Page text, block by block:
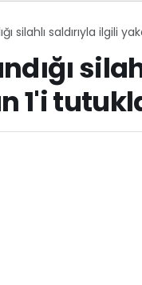
silahlı saldırıyla ilgili
1'i